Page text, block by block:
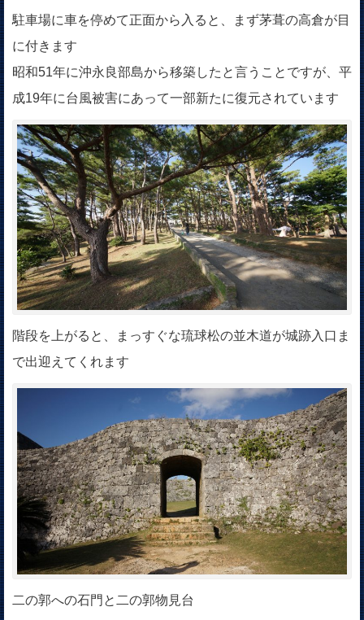
駐車場に車を停めて正面から入ると、まず茅葺の高倉が目
に付きます
昭和51年に沖永良部島から移築したと言うことですが、平
成19年に台風被害にあって一部新たに復元されています
階段を上がると、まっすぐな琉球松の並木道が城跡入口ま
で出迎えてくれます
二の郭への石門と二の郭物見台